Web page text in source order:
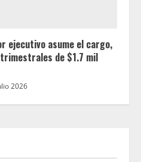
ejecutivo asume el cargo,
de $1.7 mil
2026